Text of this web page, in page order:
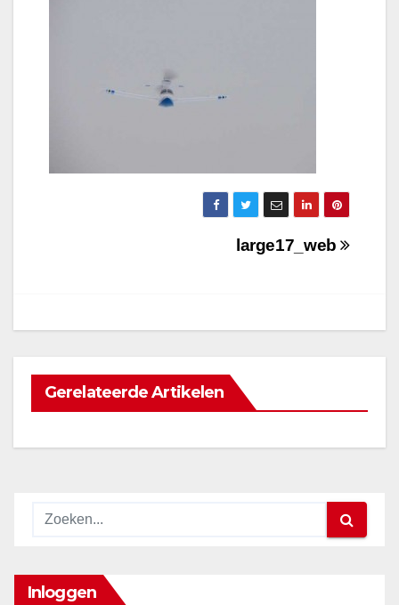
large17_web
Gerelateerde Artikelen
Inloggen